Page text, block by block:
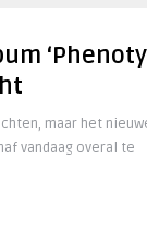
maar het
vandaag overal te